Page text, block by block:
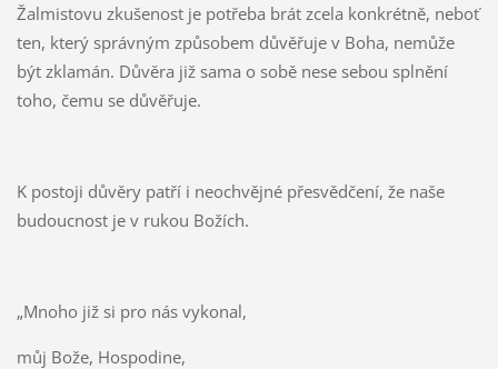
Žalmistovu zkušenost je potřeba brát zcela konkrétně, neboť
ten, který správným způsobem důvěřuje v Boha, nemůže
být zklamán. Důvěra již sama o sobě nese sebou splnění
toho, čemu se důvěřuje.
K postoji důvěry patří i neochvějné přesvědčení, že naše
budoucnost je v rukou Božích.
„Mnoho již si pro nás vykonal,
můj Bože, Hospodine,